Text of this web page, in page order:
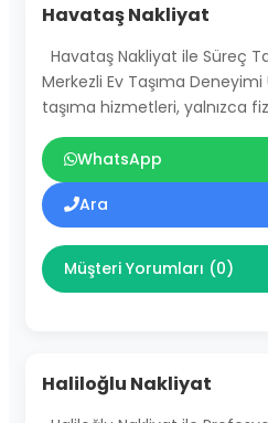
Havataş Nakliyat
Havataş Nakliyat ile Süreç
Merkezli Ev Taşıma
taşıma hizmetleri, yalnızca
WhatsApp
Ara
Müşteri Yorumları (0)
Haliloğlu Nakliyat